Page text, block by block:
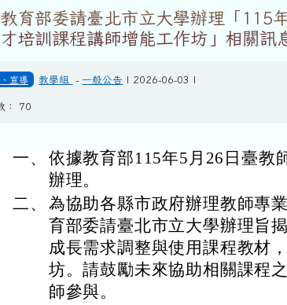
育部委請臺北市立大學辦理「115
培訓課程講師增能工作坊」相關訊
宣導 教學組 - 一般公告 | 2026-06-03 |
： 70
一、 依據教育部115年5月26日臺教
辦理。
二、 為協助各縣市政府辦理教師專
育部委請臺北市立大學辦理旨
成長需求調整與使用課程教材
坊。請鼓勵未來協助相關課程
師參與。